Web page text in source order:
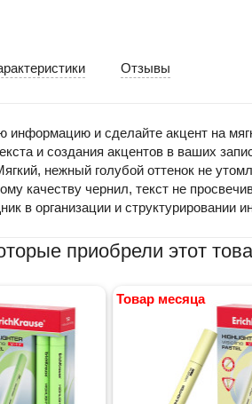
Отзывы
информацию и сделайте акцент на
и создания акцентов в ваших
нежный голубой оттенок не
качеству чернил, текст не
в организации и структурировании
приобрели этот
Товар месяца